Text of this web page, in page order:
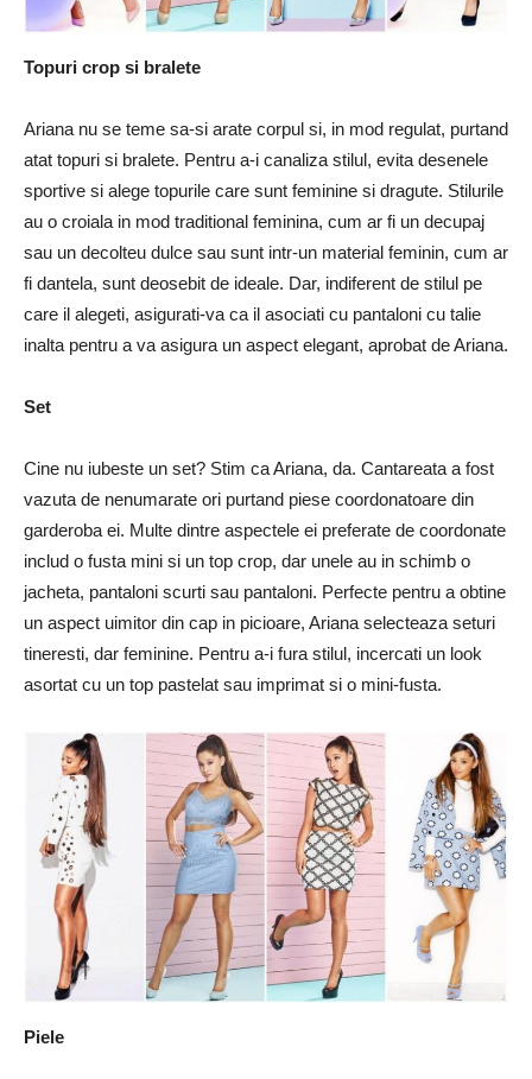
Topuri crop si bralete
Ariana nu se teme sa-si arate corpul si, in mod regulat, purtand
atat topuri si bralete. Pentru a-i canaliza stilul, evita desenele
sportive si alege topurile care sunt feminine si dragute. Stilurile
au o croiala in mod traditional feminina, cum ar fi un decupaj
sau un decolteu dulce sau sunt intr-un material feminin, cum ar
fi dantela, sunt deosebit de ideale. Dar, indiferent de stilul pe
care il alegeti, asigurati-va ca il asociati cu pantaloni cu talie
inalta pentru a va asigura un aspect elegant, aprobat de Ariana.
Set
Cine nu iubeste un set? Stim ca Ariana, da. Cantareata a fost
vazuta de nenumarate ori purtand piese coordonatoare din
garderoba ei. Multe dintre aspectele ei preferate de coordonate
includ o fusta mini si un top crop, dar unele au in schimb o
jacheta, pantaloni scurti sau pantaloni. Perfecte pentru a obtine
un aspect uimitor din cap in picioare, Ariana selecteaza seturi
tineresti, dar feminine. Pentru a-i fura stilul, incercati un look
asortat cu un top pastelat sau imprimat si o mini-fusta.
Piele